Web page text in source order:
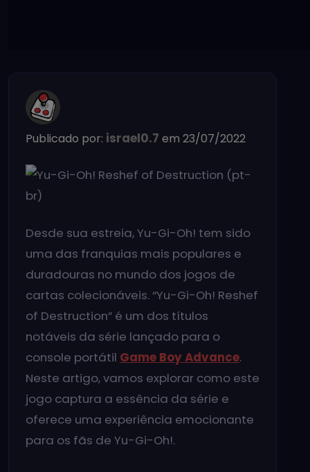
Publicado por: israel0.7 em 23/07/2022
Desde sua estreia, Yu-Gi-Oh! tem sido
uma das franquias mais populares e
duradouras no mundo dos jogos de
cartas colecionáveis. “Yu-Gi-Oh! Reshef
of Destruction” é um dos títulos
notáveis da série lançado para o
console portátil Game Boy Advance.
Neste artigo, vamos explorar como este
jogo captura a essência da série e
oferece uma experiência emocionante
para os fãs de Yu-Gi-Oh!.